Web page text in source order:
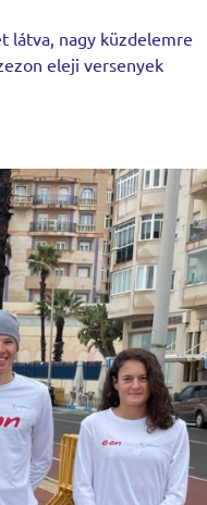
látva, nagy küzdelemre
eleji versenyek